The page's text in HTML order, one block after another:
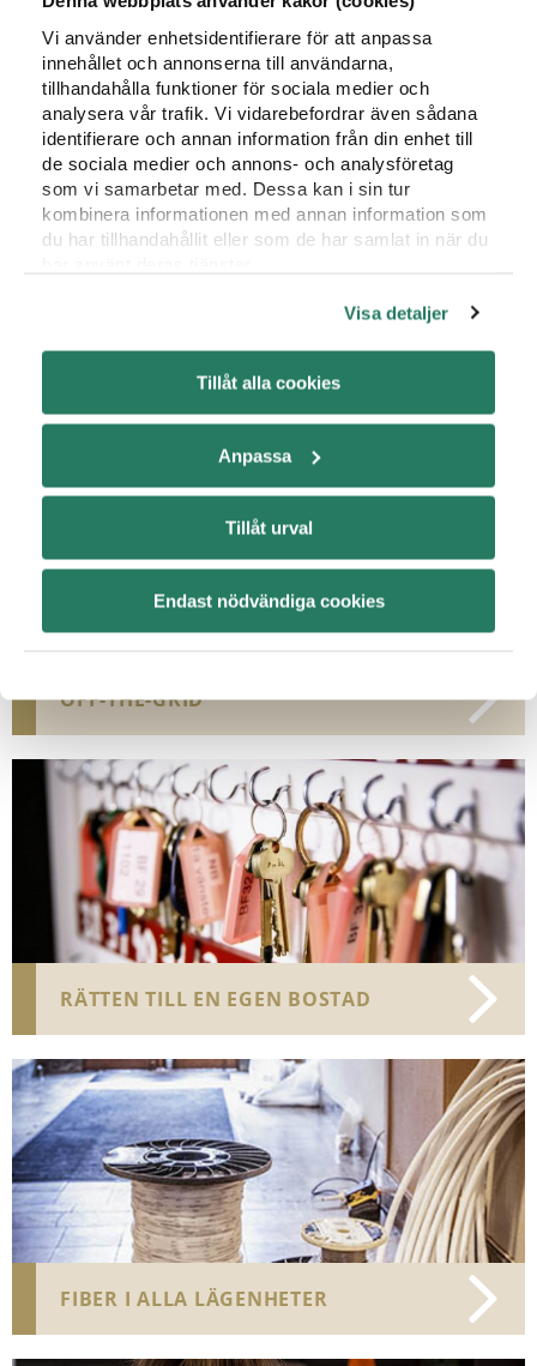
Vi använder enhetsidentifierare för att anpassa
innehållet och annonserna till användarna,
tillhandahålla funktioner för sociala medier och
analysera vår trafik. Vi vidarebefordrar även sådana
identifierare och annan information från din enhet till
de sociala medier och annons- och analysföretag
som vi samarbetar med. Dessa kan i sin tur
kombinera informationen med annan information som
du har tillhandahållit eller som de har samlat in när du
Visa detaljer
Tillåt alla cookies
Anpassa
Tillåt urval
Endast nödvändiga cookies
BYGGER BROAR
OFF-THE-GRID
RÄTTEN TILL EN EGEN BOSTAD
FIBER I ALLA LÄGENHETER